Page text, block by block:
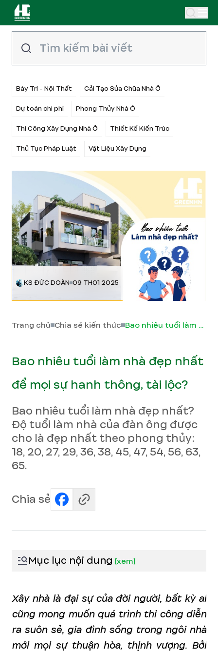
Bày Trí - Nội Thất Cải Tạo Sửa Chữa Nhà Ở
Dự toán chi phí Phong Thủy Nhà Ở
Thi Công Xây Dựng Nhà Ở Thiết Kế Kiến Trúc
Thủ Tục Pháp Luật Vật Liệu Xây Dựng
KS ĐỨC DOÃN 09 TH01 2025
Trang chủ Chia sẻ kiến thức Bao nhiêu tuổi làm nhà đẹp nhất để mọi sự hanh thông, tài lộc?
Bao nhiêu tuổi làm nhà đẹp nhất
để mọi sự hanh thông, tài lộc?
Bao nhiêu tuổi làm nhà đẹp nhất?
Độ tuổi làm nhà của đàn ông được
cho là đẹp nhất theo phong thủy:
18, 20, 27, 29, 36, 38, 45, 47, 54, 56, 63,
65.
Chia sẻ
Mục lục nội dung [xem]
Xây nhà là đại sự của đời người, bất kỳ ai
cũng mong muốn quá trình thi công diễn
ra suôn sẻ, gia đình sống trong ngôi nhà
mới mọi sự thuận hòa, thịnh vượng. Bởi